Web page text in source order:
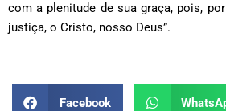
com a plenitude de sua graça, pois,
justiça, o Cristo, nosso Deus”.
Facebook